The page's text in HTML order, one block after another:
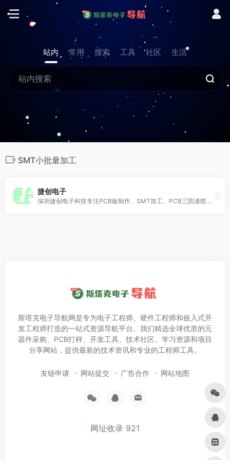
站内 常用 搜索 工具 社区 生活
SMT小批量加工
捷创电子
深圳捷创电子科技专注PCB板制作、SMT加工、PCB三防漆喷涂加工等专业工厂，服务全球客户8000＋,深圳捷创拥有先进的SMT贴片设备及代采贴片物料等服务为客户提供一站式服务
斯塔克电子导航网是专为电子工程师、硬件工程师和嵌入式开
发工程师打造的一站式资源导航平台。我们精选全球优质的元
器件采购、PCB打样、开发工具、技术社区、学习资源和项目
分享网站，提供最新的技术资讯和专业的工程师工具。
友链申请 网站提交 广告合作 网站地图
网址收录 921